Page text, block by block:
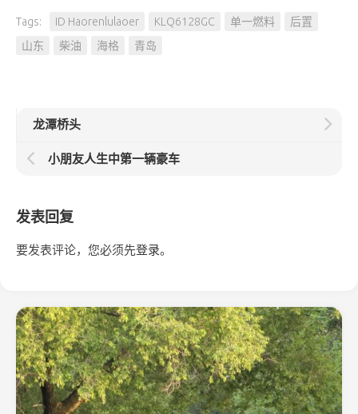
Tags: ID Haorenlulaoer KLQ6128GC 单一燃料
后置
山东
柴油 海格 青岛
龙潭桥头
小朋友人生中第一辆豪车
发表回复
要发表评论，您必须先登录。